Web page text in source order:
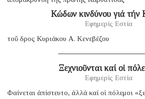
Κώδων κινδύνου γιά τήν
Εφημερίς Εστία
τοῦ δρος Κυριάκου Α. Κενεβέζου
Ξεχνιοῦνται καί οἱ
Εφημερίς Εστία
Φαίνεται ἀπίστευτο, ἀλλά καί οἱ πόλεμοι